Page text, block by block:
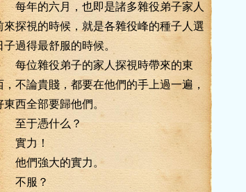
年的六月，也即是諸多雜役弟子家人
來探視的時候，就是各雜役峰的種子人選
子過得最舒服的時候。
位雜役弟子的家人探視時帶來的東
，不論貴賤，都要在他們的手上過一遍，
東西全部要歸他們。
于憑什么？
力！
們強大的實力。
服？